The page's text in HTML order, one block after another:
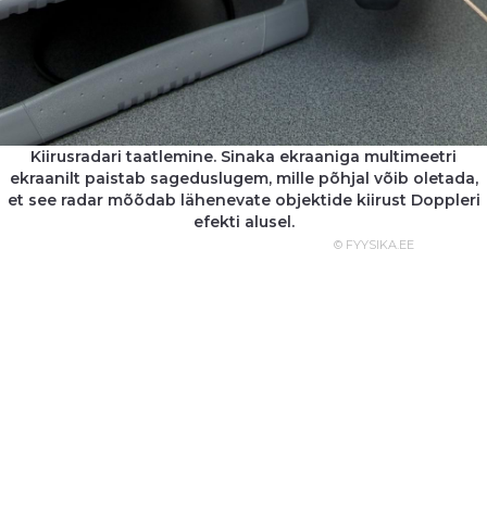
Kiirusradari taatlemine. Sinaka ekraaniga multimeetri
ekraanilt paistab sageduslugem, mille põhjal võib oletada,
et see radar mõõdab lähenevate objektide kiirust Doppleri
efekti alusel.
© FYYSIKA.EE